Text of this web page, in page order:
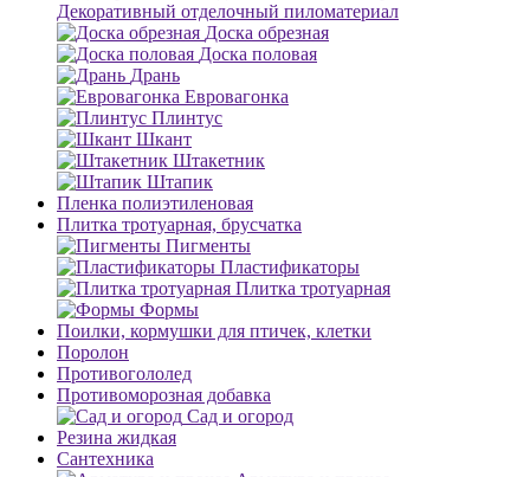
Декоративный отделочный пиломатериал
Доска обрезная
Доска половая
Дрань
Евровагонка
Плинтус
Шкант
Штакетник
Штапик
Пленка полиэтиленовая
Плитка тротуарная, брусчатка
Пигменты
Пластификаторы
Плитка тротуарная
Формы
Поилки, кормушки для птичек, клетки
Поролон
Противогололед
Противоморозная добавка
Сад и огород
Резина жидкая
Сантехника